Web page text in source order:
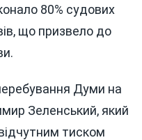
80% судових
що призвело до
Думи на
Зеленський, який
тиском